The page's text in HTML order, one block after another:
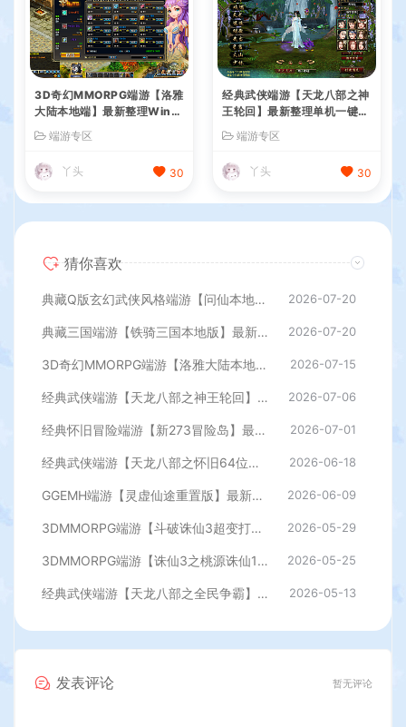
3D奇幻MMORPG端游【洛雅
大陆本地端】最新整理Win一
具+详细搭建教程
端游专区
丫头 30
经典武侠端游【天龙八部之神
王轮回】最新整理单机一键即
PC客户端+GM工具+详细搭
建教程
端游专区
丫头 30
猜你喜欢
典藏Q版玄幻武侠风格端游【问仙本地版】最新整理Win系服务端+PC客户端+GM指令+详细搭建教程 2026-07-20
典藏三国端游【铁骑三国本地版】最新整理Win系服务端+PC客户端+详细搭建教程+GM命令教程 2026-07-20
3D奇幻MMORPG端游【洛雅大陆本地端】最新整理Win一键服务端+PC客户端+GM工具+详细搭建教程 2026-07-15
经典武侠端游【天龙八部之神王轮回】最新整理单机一键即玩镜像端+Linux手工服务端+PC客户端+GM工具+详细搭建教程 2026-07-06
经典怀旧冒险端游【新273冒险岛】最新整理Linux手工端+PC客户端+登录器+管理后台+网页注册+详细搭建教程 2026-07-01
经典武侠端游【天龙八部之怀旧64位源端洛洛1.9】最新整理单机一键即玩镜像端+Linux手工服务端+PC客户端+GM工具+网页注册+详细搭建教程 2026-06-18
GGEMH端游【灵虚仙途重置版】最新整理WIN系服务端+PC客户端+网关+内置GM+详细搭建教程+全套源码 2026-06-09
3DMMORPG端游【斗破诛仙3超变打金18职业精修版】最新整理单机一键即玩镜像端+Linux手工服务端+GM工具+网页注册+PC客户端+详细搭建教程 2026-05-29
3DMMORPG端游【诛仙3之桃源诛仙18职业精修版】最新整理单机一键即玩镜像端+Linux手工服务端+GM工具+网页注册+PC客户端+详细搭建教程 2026-05-25
经典武侠端游【天龙八部之全民争霸】最新整理单机一键即玩镜像端+Linux手工服务端+PC客户端+GM工具+详细搭建教程 2026-05-13
发表评论 暂无评论